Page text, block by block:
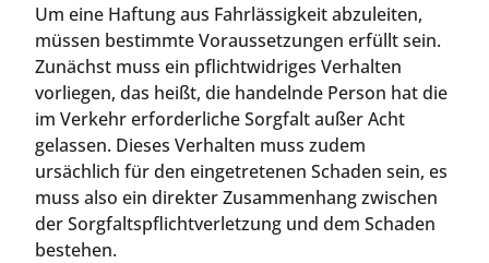
Um eine Haftung aus Fahrlässigkeit abzuleiten,
müssen bestimmte Voraussetzungen erfüllt sein.
Zunächst muss ein pflichtwidriges Verhalten
vorliegen, das heißt, die handelnde Person hat die
im Verkehr erforderliche Sorgfalt außer Acht
gelassen. Dieses Verhalten muss zudem
ursächlich für den eingetretenen Schaden sein, es
muss also ein direkter Zusammenhang zwischen
der Sorgfaltspflichtverletzung und dem Schaden
bestehen.